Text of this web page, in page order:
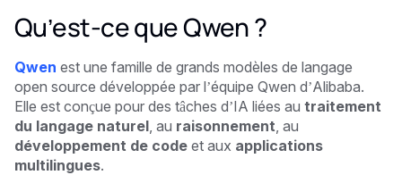
Qu’est-ce que Qwen ?
Qwen est une famille de grands modèles de langage
open source développée par l’équipe Qwen d’Alibaba.
Elle est conçue pour des tâches d’IA liées au traitement
du langage naturel , au raisonnement , au
développement de code et aux applications
multilingues.